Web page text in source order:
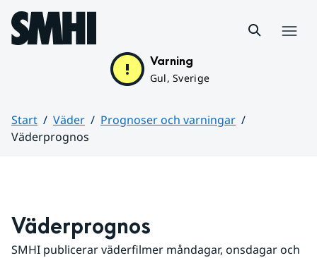
Hoppa till sidans innehåll
Varning
Gul, Sverige
Start Väder
Prognoser och varningar
Väderprognos
Väderprognos
SMHI publicerar väderfilmer måndagar, onsdagar och